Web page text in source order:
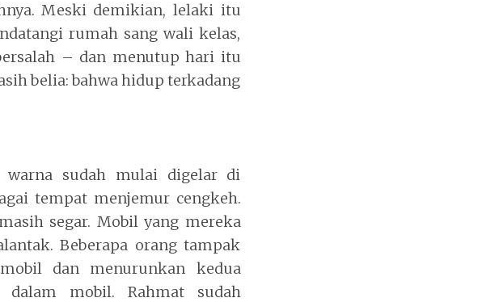
Meski demikian, lelaki itu
rumah sang wali kelas,
– dan menutup hari itu
belia: bahwa hidup terkadang
warna sudah mulai digelar di
tempat menjemur cengkeh.
segar. Mobil yang mereka
Beberapa orang tampak
dan menurunkan kedua
mobil. Rahmat sudah